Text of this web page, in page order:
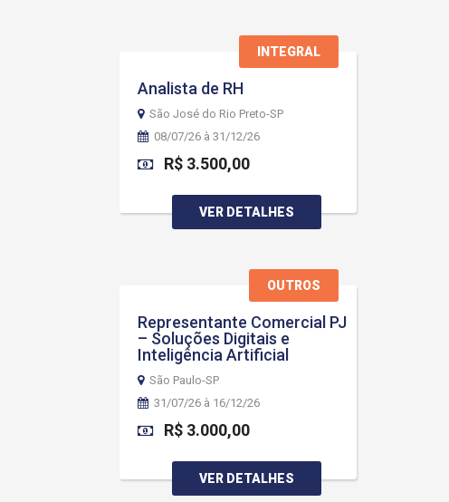
INTEGRAL
Analista de RH
São José do Rio Preto-SP
08/07/26 à 31/12/26
R$ 3.500,00
VER DETALHES
OUTROS
Representante Comercial PJ
– Soluções Digitais e
Inteligência Artificial
São Paulo-SP
31/07/26 à 16/12/26
R$ 3.000,00
VER DETALHES